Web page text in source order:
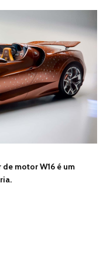
motor W16 é um